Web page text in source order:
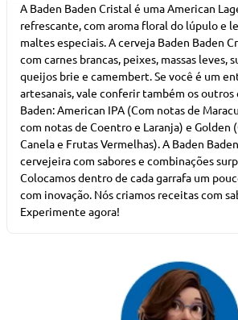
A Baden Baden Cristal é uma American
refrescante, com aroma floral do lúpulo e
maltes especiais. A cerveja Baden Baden
com carnes brancas, peixes, massas leves,
queijos brie e camembert. Se você é um
artesanais, vale conferir também os outros
Baden: American IPA (Com notas de
com notas de Coentro e Laranja) e Golden
Canela e Frutas Vermelhas). A Baden
cervejeira com sabores e combinações
Colocamos dentro de cada garrafa um
com inovação. Nós criamos receitas com
Experimente agora!